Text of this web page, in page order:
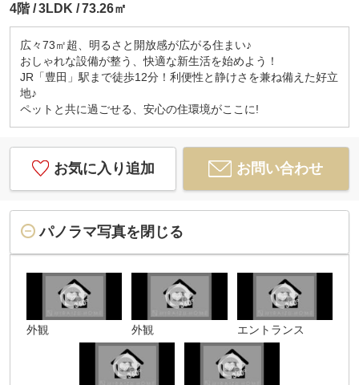
4階 3LDK 73.26㎡
広々73㎡超、明るさと開放感が広がる住まい♪
おしゃれな設備が整う、快適な新生活を始めよう！
JR「豊田」駅まで徒歩12分！利便性と静けさを兼ね備えた好立
地♪
ペットと共に過ごせる、安心の住環境がここに!
お気に入り追加 お問い合わせ
パノラマ写真を閉じる
外観 外観 エントランス